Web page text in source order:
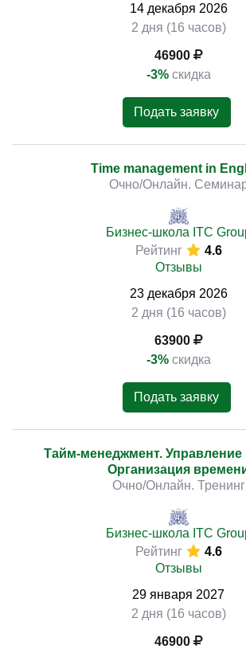
14 декабря 2026
2 дня (16 часов)
46900
-3% скидка
Подать заявку
Time management in
Очно/Онлайн.
Бизнес-школа ITC
Рейтинг
4.6
Отзывы
23 декабря 2026
2 дня (16 часов)
63900
-3% скидка
Подать заявку
Тайм-менеджмент.
Организация
Очно/Онлайн. Тренинг
Бизнес-школа ITC
Рейтинг
4.6
Отзывы
29 января 2027
2 дня (16 часов)
46900